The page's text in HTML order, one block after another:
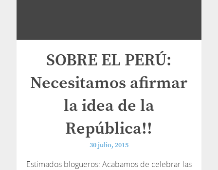
SOBRE EL PERÚ:
Necesitamos afirmar
la idea de la
República!!
30 julio, 2015
Estimados blogueros: Acabamos de celebrar las